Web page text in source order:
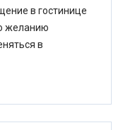
в гостинице
желанию
в